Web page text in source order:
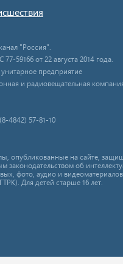
"Россия".
59166 от 22 августа 2014 года.
предприятие
и радиовещательная
4842) 57-81-10
опубликованные на сайте,
об
фото, аудио и
Для детей старше 16 лет.